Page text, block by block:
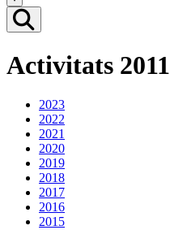
Activitats 2011
2023
2022
2021
2020
2019
2018
2017
2016
2015